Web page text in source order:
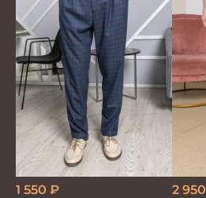
1 550 ₽ 2 950